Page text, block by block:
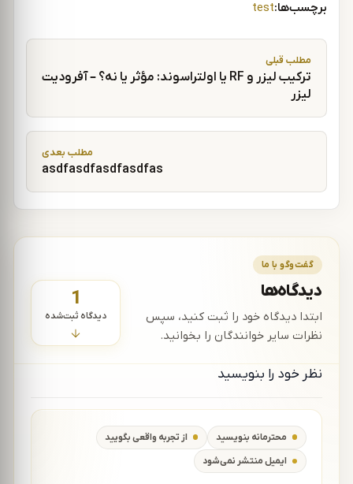
برچسب‌ها:test
راهبری نوشته
مطلب قبلی
ترکیب لیزر و RF یا اولتراسوند: مؤثر یا نه؟ – آفرودیت
لیزر
مطلب بعدی
asdfasdfasdfasdfas
گفت‌وگو با ما
دیدگاه‌ها
ابتدا دیدگاه خود را ثبت کنید، سپس
نظرات سایر خوانندگان را بخوانید.
1
دیدگاه ثبت‌شده
نظر خود را بنویسید
محترمانه بنویسید
از تجربه واقعی بگویید
ایمیل منتشر نمی‌شود
وب‌سایت